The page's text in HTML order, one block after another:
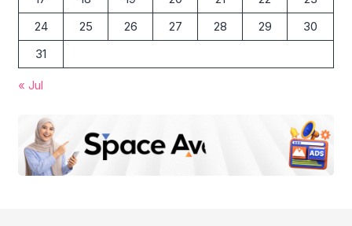
24
25 26 27 28 29
30
31
« Jul